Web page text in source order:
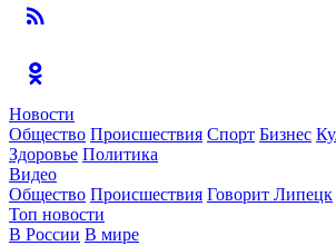
Новости
Общество Происшествия Спорт Бизнес
Здоровье Политика
Видео
Общество Происшествия Говорит Липецк
Топ новости
В России В мире